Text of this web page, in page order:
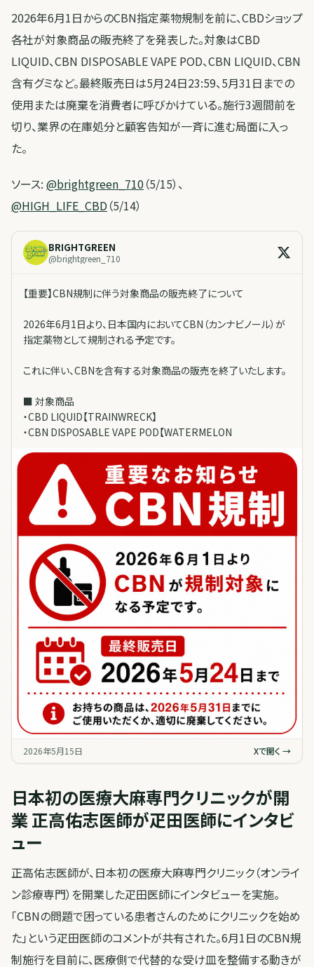
2026年6月1日からのCBN指定薬物規制を前に、CBDショップ
各社が対象商品の販売終了を発表した。対象はCBD
LIQUID、CBN DISPOSABLE VAPE POD、CBN LIQUID、CBN
含有グミなど。最終販売日は5月24日23:59、5月31日までの
使用または廃棄を消費者に呼びかけている。施行3週間前を
切り、業界の在庫処分と顧客告知が一斉に進む局面に入っ
た。
ソース: @brightgreen_710（5/15）、
@HIGH_LIFE_CBD （5/14）
BRIGHTGREEN
@brightgreen_710
【重要】CBN規制に伴う対象商品の販売終了について
2026年6月1日より、日本国内においてCBN（カンナビノール）が
指定薬物として規制される予定です。
これに伴い、CBNを含有する対象商品の販売を終了いたします。
■ 対象商品
・CBD LIQUID【TRAINWRECK】
・CBN DISPOSABLE VAPE POD【WATERMELON
2026年5月15日 Xで開く →
日本初の医療大麻専門クリニックが開
業 正高佑志医師が疋田医師にインタビ
ュー
正高佑志医師が、日本初の医療大麻専門クリニック（オンライ
ン診療専門）を開業した疋田医師にインタビューを実施。
「CBNの問題で困っている患者さんのためにクリニックを始め
た」という疋田医師のコメントが共有された。6月1日のCBN規
制施行を目前に、医療側で代替的な受け皿を整備する動きが